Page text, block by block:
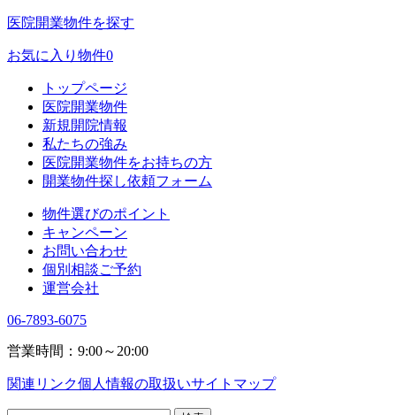
医院開業物件を探す
お気に入り物件0
トップページ
医院開業物件
新規開院情報
私たちの強み
医院開業物件をお持ちの方
開業物件探し依頼フォーム
物件選びのポイント
キャンペーン
お問い合わせ
個別相談ご予約
運営会社
06-7893-6075
営業時間：9:00～20:00
関連リンク個人情報の取扱いサイトマップ